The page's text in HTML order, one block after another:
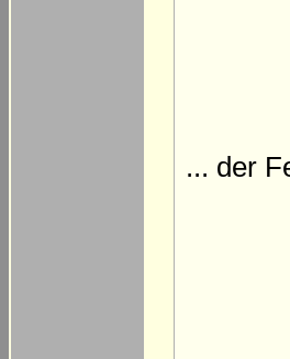
... der